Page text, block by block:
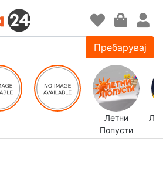
Пребарувај
Летни
Попусти